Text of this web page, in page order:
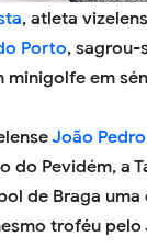
, atleta
Porto, sagrou-
minigolfe em
João
do Pevidém, a
de Braga
troféu pelo